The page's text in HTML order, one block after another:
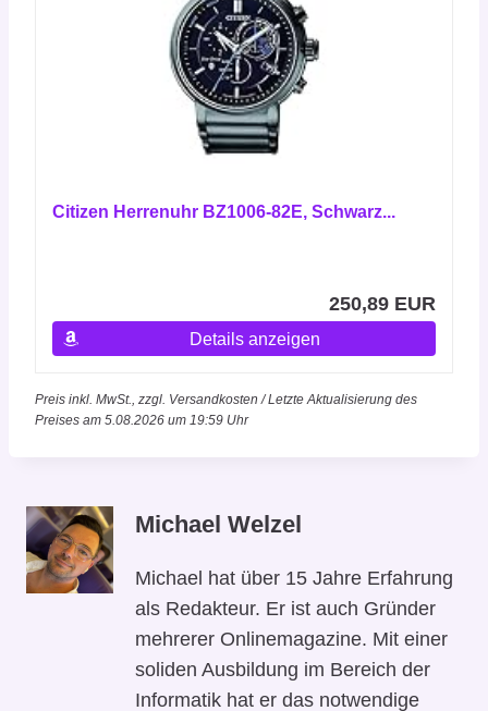
Citizen Herrenuhr BZ1006-82E, Schwarz...
250,89 EUR
Details anzeigen
Preis inkl. MwSt., zzgl. Versandkosten / Letzte Aktualisierung des
Preises am 5.08.2026 um 19:59 Uhr
Michael Welzel
Michael hat über 15 Jahre Erfahrung
als Redakteur. Er ist auch Gründer
mehrerer Onlinemagazine. Mit einer
soliden Ausbildung im Bereich der
Informatik hat er das notwendige